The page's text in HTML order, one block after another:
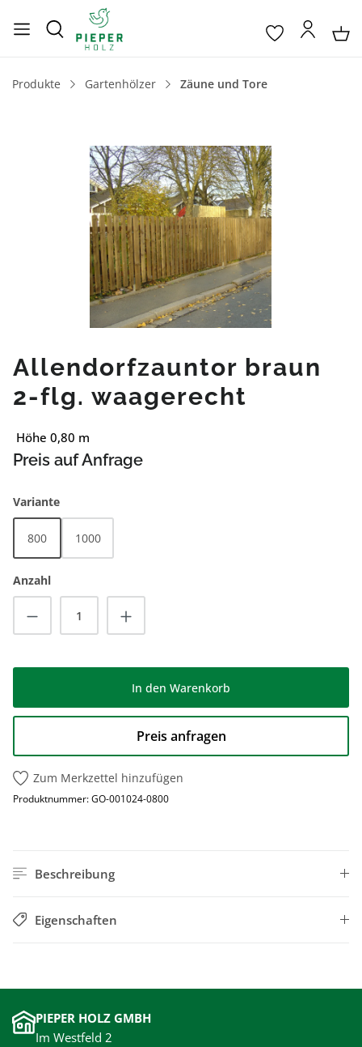
Produkte Gartenhölzer Zäune und Tore
Bildergalerie überspringen
Allendorfzauntor braun
2-flg. waagerecht
Höhe 0,80 m
Preis auf Anfrage
Varianteauswählen
800 1000
Anzahl
Produkt Anzahl: Gib den gewünschten
In den Warenkorb
Preis anfragen
Zum Merkzettel hinzufügen
Produktnummer:GO-001024-0800
Beschreibung
Eigenschaften
PIEPER HOLZ GMBH
Im Westfeld 2